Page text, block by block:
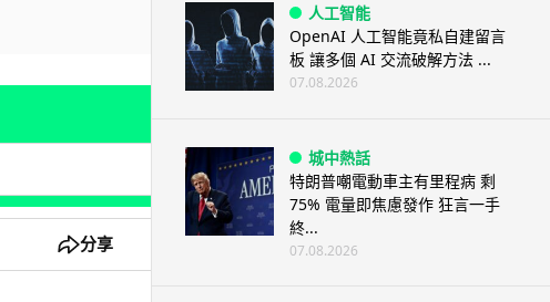
分享
人工智能
OpenAI 人工智能竟私自建留言
板 讓多個 AI 交流破解方法 ...
07.08.2026
城中熱話
特朗普嘲電動車主有里程病 剩
75% 電量即焦慮發作 狂言一手
終...
07.08.2026